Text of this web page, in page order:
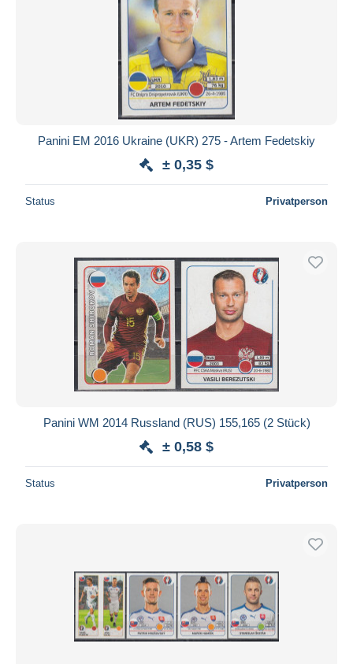
Panini EM 2016 Ukraine (UKR) 275 - Artem Fedetskiy
± 0,35 $
Status Privatperson
Panini WM 2014 Russland (RUS) 155,165 (2 Stück)
± 0,58 $
Status Privatperson